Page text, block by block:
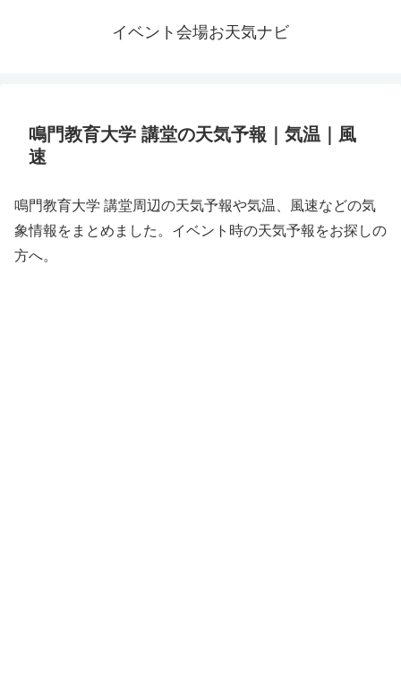
イベント会場お天気ナビ
鳴門教育大学 講堂の天気予報｜気温｜風
速
鳴門教育大学 講堂周辺の天気予報や気温、風速などの気
象情報をまとめました。イベント時の天気予報をお探しの
方へ。